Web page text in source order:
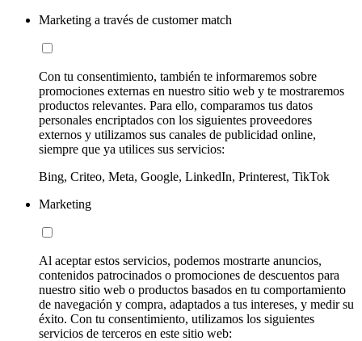
Marketing a través de customer match
Con tu consentimiento, también te informaremos sobre
promociones externas en nuestro sitio web y te mostraremos
productos relevantes. Para ello, comparamos tus datos
personales encriptados con los siguientes proveedores
externos y utilizamos sus canales de publicidad online,
siempre que ya utilices sus servicios:
Bing, Criteo, Meta, Google, LinkedIn, Printerest, TikTok
Marketing
Al aceptar estos servicios, podemos mostrarte anuncios,
contenidos patrocinados o promociones de descuentos para
nuestro sitio web o productos basados en tu comportamiento
de navegación y compra, adaptados a tus intereses, y medir su
éxito. Con tu consentimiento, utilizamos los siguientes
servicios de terceros en este sitio web: